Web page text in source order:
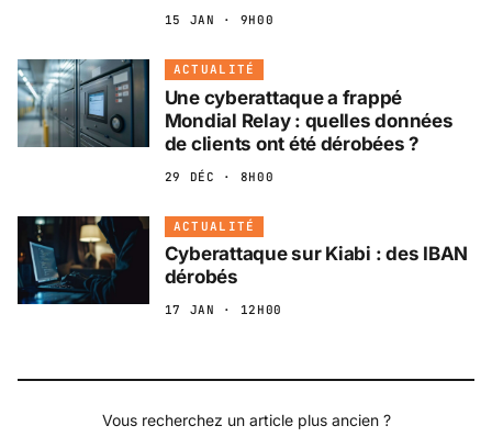
15 JAN · 9H00
ACTUALITÉ
Une cyberattaque a frappé
Mondial Relay : quelles données
de clients ont été dérobées ?
29 DÉC · 8H00
ACTUALITÉ
Cyberattaque sur Kiabi : des IBAN
dérobés
17 JAN · 12H00
Vous recherchez un article plus ancien ?